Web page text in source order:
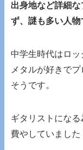
出身地など詳細
ず、謎も多い人物
中学生時代はロ
メタルが好きで
そうです。
ギタリストにな
費やしていました